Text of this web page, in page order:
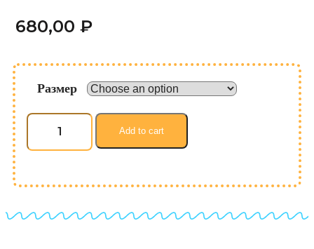
680,00 ₽
Размер
Набор
ухи
Add to cart